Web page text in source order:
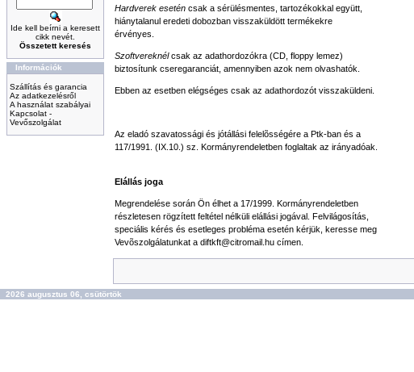
Ide kell beírni a keresett
cikk nevét.
Összetett keresés
Információk
Szállítás és garancia
Az adatkezelésről
A használat szabályai
Kapcsolat -
Vevőszolgálat
Hardverek esetén csak a sérülésmentes, tartozékokkal együtt,
hiánytalanul eredeti dobozban visszaküldött termékekre
érvényes.
Szoftvereknélcsak az adathordozókra (CD, floppy lemez)
biztosítunk cseregaranciát, amennyiben azok nem olvashatók.
Ebben az esetben elégséges csak az adathordozót visszaküldeni.
Az eladó szavatossági és jótállási felelõsségére a Ptk-ban és a
117/1991. (IX.10.) sz. Kormányrendeletben foglaltak az irányadóak.
Elállás joga
Megrendelése során Ön élhet a 17/1999. Kormányrendeletben
részletesen rögzített feltétel nélküli elállási jogával. Felvilágosítás,
speciális kérés és esetleges probléma esetén kérjük, keresse meg
Vevõszolgálatunkat a diftkft@citromail.hu címen.
2026 augusztus 06, csütörtök